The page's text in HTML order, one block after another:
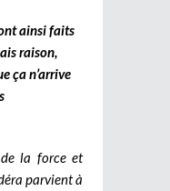
ainsi faits
raison,
ça n’arrive
la force et
parvient à